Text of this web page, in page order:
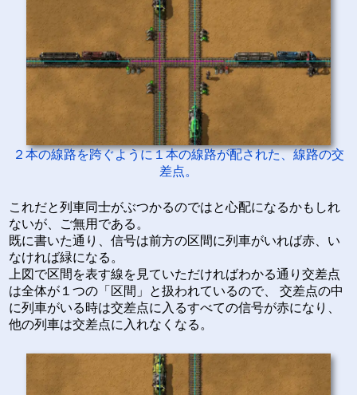
２本の線路を跨ぐように１本の線路が配された、線路の交
差点。
これだと列車同士がぶつかるのではと心配になるかもしれ
ないが、ご無用である。
既に書いた通り、信号は前方の区間に列車がいれば赤、い
なければ緑になる。
上図で区間を表す線を見ていただければわかる通り交差点
は全体が１つの「区間」と扱われているので、 交差点の中
に列車がいる時は交差点に入るすべての信号が赤になり、
他の列車は交差点に入れなくなる。